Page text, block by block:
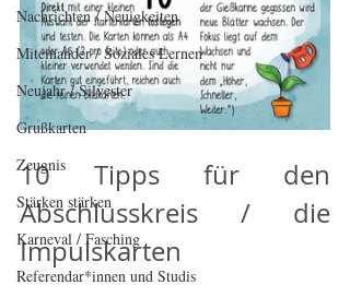
Nachrichten / Neuigkeiten
Miteinander / Soziales Lernen
Neujahr / Silvester
Grußkarten
Zeugnis
Stärken stärken
Karneval / Fasching
Referendar*innen und Studis
10 Tipps für den
Abschlusskreis / die
Impulskarten